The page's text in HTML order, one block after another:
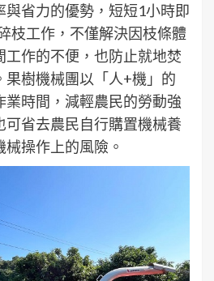
與省力的優勢，短短1小時即
枝工作，不僅解決因枝條體
工作的不便，也防止就地焚
果樹機械團以「人+機」的
業時間，減輕農民的勞動強
可省去農民自行購置機械養
操作上的風險。